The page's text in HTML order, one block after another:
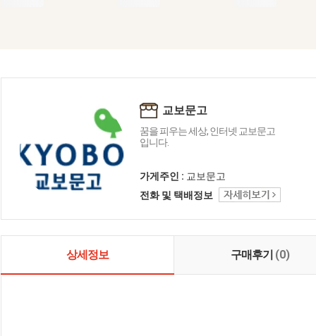
교보문고
꿈을 피우는 세상, 인터넷 교보문고
입니다.
가게주인 : 교보문고
전화 및 택배정보
상세정보 구매후기 (0)